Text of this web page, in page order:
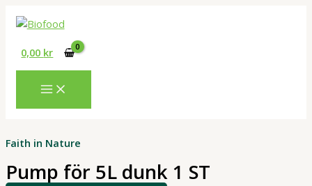
Hoppa
0,00 kr
Faith in Nature
Pump för 5L dunk 1 ST